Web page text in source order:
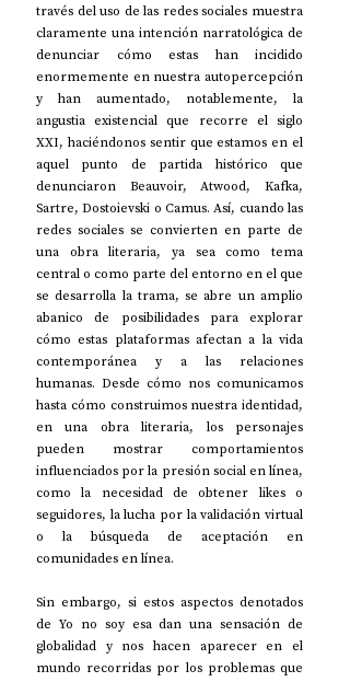
través del uso de las redes sociales muestra
claramente una intención narratológica de
denunciar cómo estas han incidido
enormemente en nuestra autopercepción
y han aumentado, notablemente, la
angustia existencial que recorre el siglo
XXI, haciéndonos sentir que estamos en el
aquel punto de partida histórico que
denunciaron Beauvoir, Atwood, Kafka,
Sartre, Dostoievski o Camus. Así, cuando las
redes sociales se convierten en parte de
una obra literaria, ya sea como tema
central o como parte del entorno en el que
se desarrolla la trama, se abre un amplio
abanico de posibilidades para explorar
cómo estas plataformas afectan a la vida
contemporánea y a las relaciones
humanas. Desde cómo nos comunicamos
hasta cómo construimos nuestra identidad,
en una obra literaria, los personajes
pueden mostrar comportamientos
influenciados por la presión social en línea,
como la necesidad de obtener likes o
seguidores, la lucha por la validación virtual
o la búsqueda de aceptación en
comunidades en línea.
Sin embargo, si estos aspectos denotados
de Yo no soy esa dan una sensación de
globalidad y nos hacen aparecer en el
mundo recorridas por los problemas que